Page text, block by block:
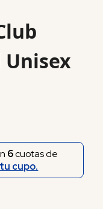
Unisex
6cuotas de
cupo.